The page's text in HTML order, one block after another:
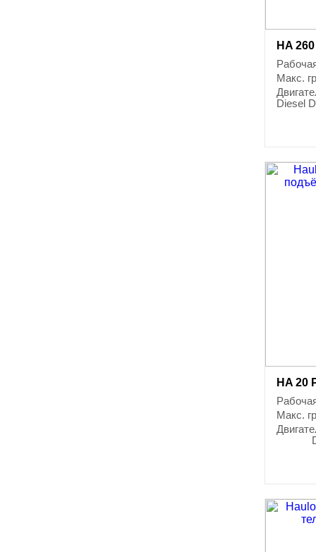
HA
Макс.
Diesel
HA 20
Макс.